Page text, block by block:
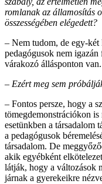
romlanak az államosítás
összességében elégedett?
– Nem tudom, de egy-
pedagógusok nem
várakozó állásponton van.
– Ezért meg sem
– Fontos persze, hogy a
tömegdemonstrációkon is
esetünkben a társadalom
a pedagógusok
társadalom. De
akik egyébként
látják, hogy a változások
járnak a gyerekeikre